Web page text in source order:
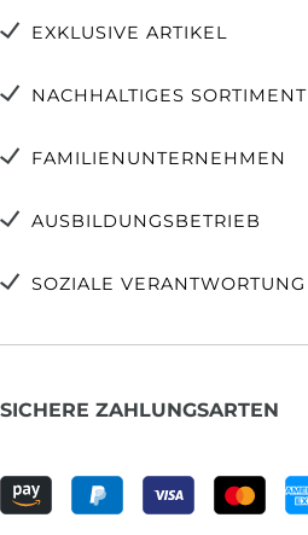
EXKLUSIVE ARTIKEL
NACHHALTIGES SORTIMENT
FAMILIENUNTERNEHMEN
AUSBILDUNGSBETRIEB
SOZIALE VERANTWORTUNG
SICHERE ZAHLUNGSARTEN